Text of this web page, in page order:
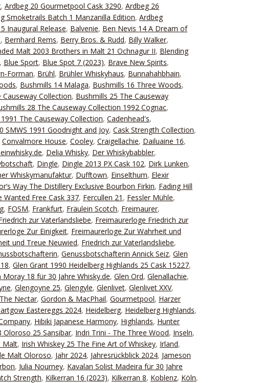
, Ardbeg 20 Gourmetpool Cask 3290, Ardbeg 26
Smoketrails Batch 1 Manzanilla Edition, Ardbeg
Inaugural Release, Balvenie, Ben Nevis 14 A Dream of
, Bernhard Rems, Berry Bros. & Rudd, Billy Walker,
Malt 2003 Brothers in Malt 21 Ochnagur II, Blending
, Blue Sport, Blue Spot 7 (2023), Brave New Spirits,
Forman, Brühl, Brühler Whiskyhaus, Bunnahahbhain,
, Bushmills 14 Malaga, Bushmills 16 Three Woods,
Collection, Bushmills 25 The Causeway
28 The Causeway Collection 1992 Cognac,
The Causeway Collection, Cadenhead's,
SMWS 1991 Goodnight and Joy, Cask Strength Collection,
Convalmore House, Cooley, Craigellachie, Dailuaine 16,
, Delia Whisky, Der Whiskybabbler,
, Dingle, Dingle 2013 PX Cask 102, Dirk Lunken,
Whiskymanufaktur, Dufftown, Einselthum, Elexir
Way The Distillery Exclusive Bourbon Firkin, Fading Hill
Wanted Free Cask 337, Fercullen 21 , Fessler Mühle,
, FOSM, Frankfurt, Fräulein Scotch, Freimaurer,
zur Vaterlandsliebe, Freimaurerloge Friedrich zur
Zur Einigkeit, Freimaurerloge Zur Wahrheit und
und Treue Neuwied, Friedrich zur Vaterlandsliebe,
, Genussbotschafterin Annick Seiz, Glen
, Glen Grant 1990 Heidelberg Highlands 25 Cask 15227,
Moray 18 für 30 Jahre Whisky.de, Glen Ord, Glenallachie,
, Glengoyne 25, Glengyle, Glenlivet, Glenlivet XXV,
Nectar, Gordon & MacPhail, Gourmetpool, Harzer
Eastereggs 2024, Heidelberg, Heidelberg Highlands,
, Hibiki Japanese Harmony, Highlands, Hunter
Oloroso 25 Sansibar, Indri Trini - The Three Wood, Inseln,
Malt, Irish Whiskey 25 The Fine Art of Whiskey, Irland,
Malt Oloroso, Jahr 2024, Jahresrückblick 2024, Jameson
, Julia Nourney, Kavalan Solist Madeira für 30 Jahre
Strength, Kilkerran 16 (2023), Kilkerran 8, Koblenz, Köln,